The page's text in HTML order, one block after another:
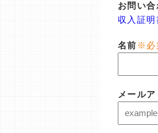
お問い合
収入証
名前 ※必
メールア